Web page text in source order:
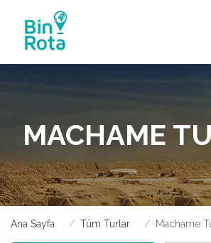
MACHAME
Ana Sayfa Tüm Turlar Machame